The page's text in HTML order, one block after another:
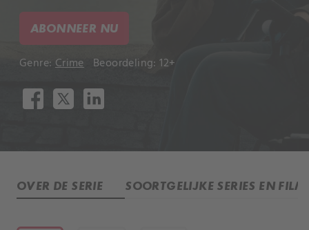
ABONNEER NU
Genre: Crime Beoordeling: 12+
OVER DE SERIE SOORTGELIJKE SERIES EN